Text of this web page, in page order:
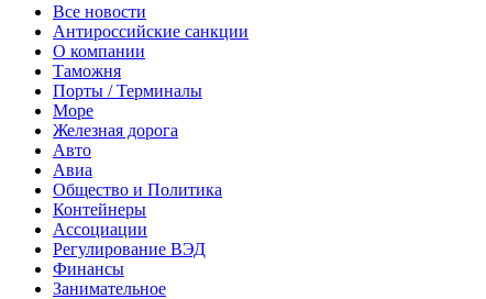
Все новости
Антироссийские санкции
О компании
Таможня
Порты / Терминалы
Море
Железная дорога
Авто
Авиа
Общество и Политика
Контейнеры
Ассоциации
Регулирование ВЭД
Финансы
Занимательное